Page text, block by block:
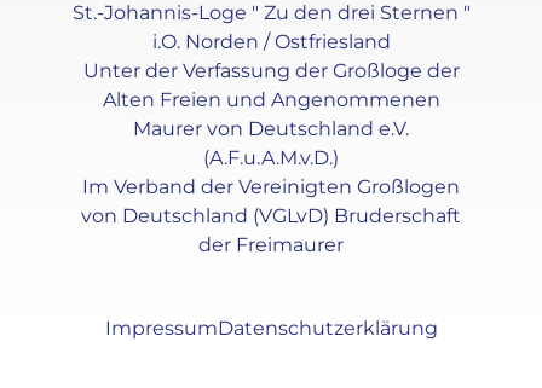
St.-Johannis-Loge " Zu den drei Sternen "
i.O. Norden / Ostfriesland
Unter der Verfassung der Großloge der
Alten Freien und Angenommenen
Maurer von Deutschland e.V.
(A.F.u.A.M.v.D.)
Im Verband der Vereinigten Großlogen
von Deutschland (VGLvD) Bruderschaft
der Freimaurer
ImpressumDatenschutzerklärung